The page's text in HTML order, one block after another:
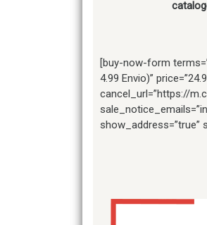
[buy-now-form
4.99 Envio)”
cancel_url=”https://
show_address=”true”